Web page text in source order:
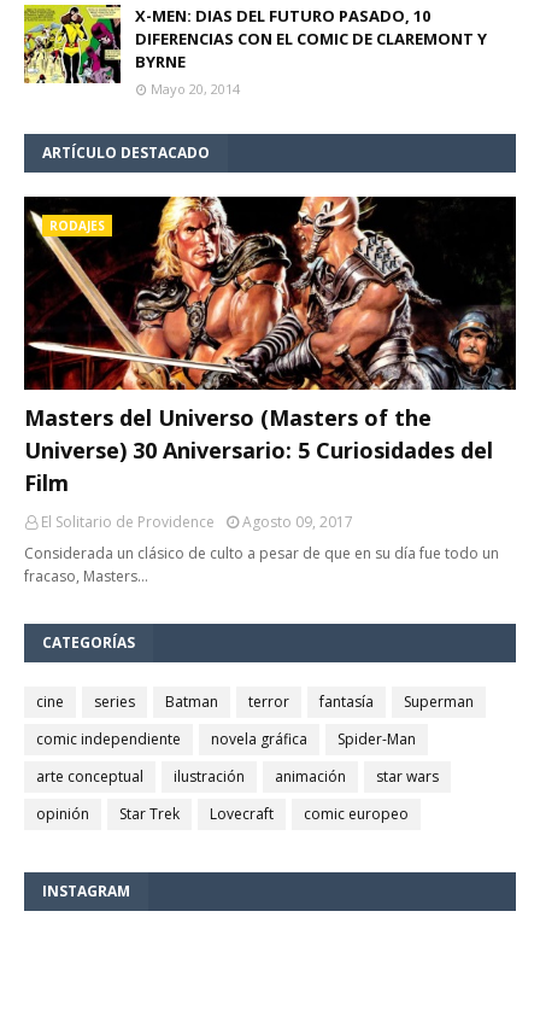
X-MEN: DIAS DEL FUTURO PASADO, 10
DIFERENCIAS CON EL COMIC DE CLAREMONT Y
BYRNE
Mayo 20, 2014
ARTÍCULO DESTACADO
RODAJES
Masters del Universo (Masters of the
Universe) 30 Aniversario: 5 Curiosidades del
Film
El Solitario de Providence
Agosto 09, 2017
Considerada un clásico de culto a pesar de que en su día fue todo un
fracaso, Masters…
CATEGORÍAS
cine series Batman terror fantasía
Superman
comic independiente
novela gráfica
Spider-Man
arte conceptual
ilustración animación
star wars
opinión
Star Trek Lovecraft comic europeo
INSTAGRAM